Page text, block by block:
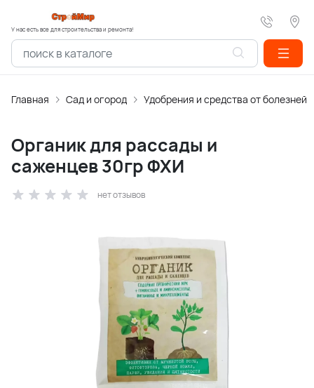
У нас есть все для строительства и ремонта!
Главная Сад и огород Удобрения и средства от болезней
Органик для рассады и
саженцев 30гр ФХИ
нет отзывов